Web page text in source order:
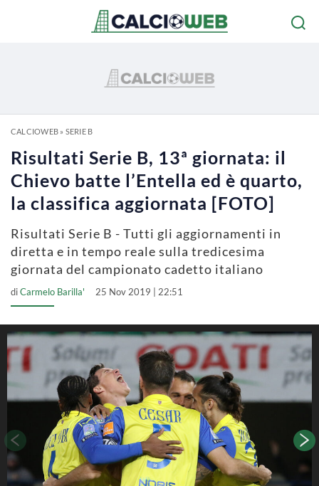
CALCIOWEB» SERIE B
Risultati Serie B, 13ª giornata: il
Chievo batte l’Entella ed è quarto,
la classifica aggiornata [FOTO]
Risultati Serie B - Tutti gli aggiornamenti in
diretta e in tempo reale sulla tredicesima
giornata del campionato cadetto italiano
diCarmelo Barilla' 25 Nov 2019 | 22:51